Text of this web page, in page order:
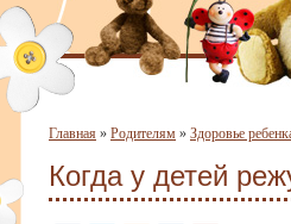
Главная » Родителям » Здоровье
Когда у детей